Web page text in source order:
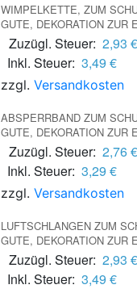
WIMPELKETTE, ZUM
GUTE, DEKORATION ZUR
Zuzügl. Steuer: 2,93 €
Inkl. Steuer: 3,49 €
zzgl. Versandkosten
ABSPERRBAND ZUM
GUTE, DEKORATION ZUR
Zuzügl. Steuer: 2,76 €
Inkl. Steuer: 3,29 €
zzgl. Versandkosten
LUFTSCHLANGEN ZUM
GUTE, DEKORATION ZUR
Zuzügl. Steuer: 2,93 €
Inkl. Steuer: 3,49 €